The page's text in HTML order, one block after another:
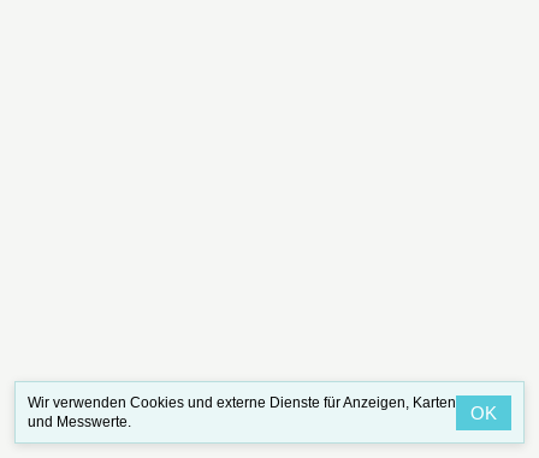
Wir verwenden Cookies und externe Dienste für Anzeigen, Karten
und Messwerte.
OK